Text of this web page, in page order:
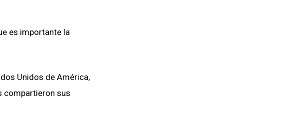
es importante la
Unidos de América,
compartieron sus